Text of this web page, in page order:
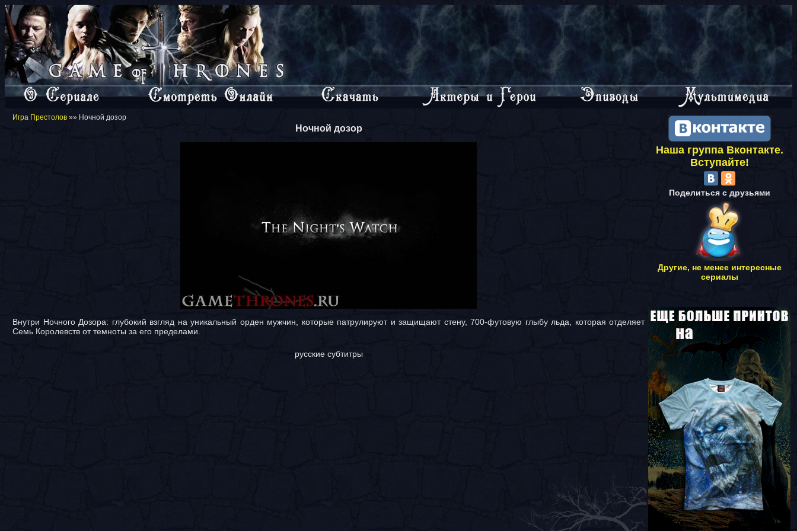
Игра Престолов »» Ночной дозор
Ночной дозор
Внутри Ночного Дозора: глубокий взгляд на уникальный орден мужчин, которые патрулируют и защищают стену, 700-футовую глыбу льда, которая отделяет
Семь Королевств от темноты за его пределами.
русские субтитры
Наша группа Вконтакте.
Вступайте!
Поделиться с друзьями
Другие, не менее интересные
сериалы